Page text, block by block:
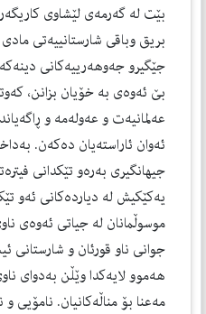
بێت لە گەرمەی لێشاوی
بریق وباقی شارستانییەتی مادی
جێگیرو جەوهەرییەكانی
بێ ئەوەی بە خۆیان بزانن،
عەلمانیەت و عەولەمە و
ئەوان ئاراستەیان دەكەن.
جیهانگیری بەرەو تێكدانی
یەكێكیش لە دیاردەكانی ئەو
موسوڵمانان لە جیاتی ئەوەی
جوانی ناو قورئان و شارستانی
هەموو لایەكدا وێڵن بەدوای
مەعنا بۆ مناڵەكانیان. نامۆیی